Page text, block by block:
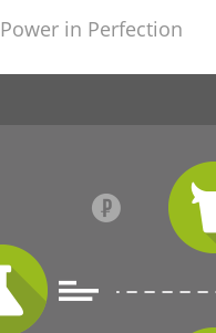
Power in Perfection